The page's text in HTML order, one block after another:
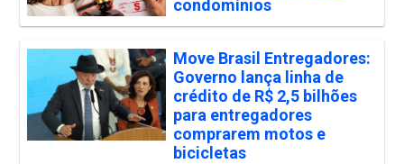
condomínios
Move Brasil Entregadores:
Governo lança linha de
crédito de R$ 2,5 bilhões
para entregadores
comprarem motos e
bicicletas